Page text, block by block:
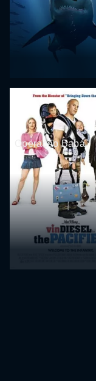
Operação Babá